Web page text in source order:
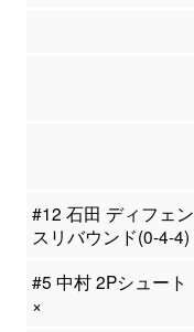
#12 石田 ディフェン
スリバウンド(0-4-4)
#5 中村 2Pシュート
×